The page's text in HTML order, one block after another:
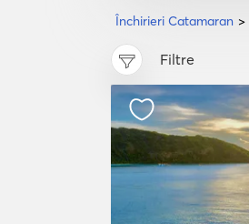
Închirieri Catamaran
Filtre